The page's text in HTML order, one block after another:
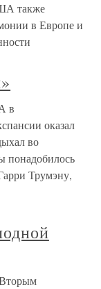
также
в Европе и
в
оказал
во
понадобилось
Трумэну,